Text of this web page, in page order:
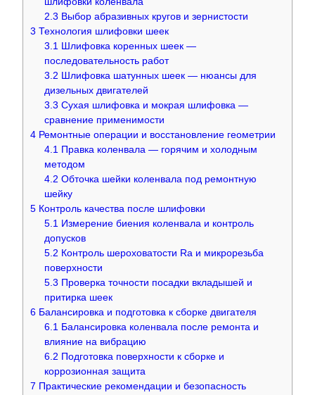
2.3 Выбор абразивных кругов и зернистости
3 Технология шлифовки шеек
3.1 Шлифовка коренных шеек —
последовательность работ
3.2 Шлифовка шатунных шеек — нюансы для
дизельных двигателей
3.3 Сухая шлифовка и мокрая шлифовка —
сравнение применимости
4 Ремонтные операции и восстановление геометрии
4.1 Правка коленвала — горячим и холодным
методом
4.2 Обточка шейки коленвала под ремонтную
шейку
5 Контроль качества после шлифовки
5.1 Измерение биения коленвала и контроль
допусков
5.2 Контроль шероховатости Ra и микрорезьба
поверхности
5.3 Проверка точности посадки вкладышей и
притирка шеек
6 Балансировка и подготовка к сборке двигателя
6.1 Балансировка коленвала после ремонта и
влияние на вибрацию
6.2 Подготовка поверхности к сборке и
коррозионная защита
7 Практические рекомендации и безопасность